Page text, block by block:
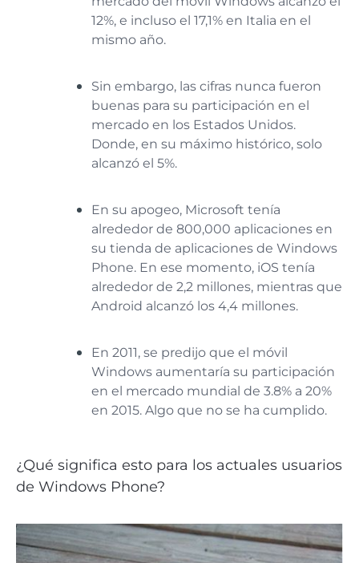
12%, e incluso el 17,1% en Italia en el
mismo año.
Sin embargo, las cifras nunca fueron
buenas para su participación en el
mercado en los Estados Unidos.
Donde, en su máximo histórico, solo
alcanzó el 5%.
En su apogeo, Microsoft tenía
alrededor de 800,000 aplicaciones en
su tienda de aplicaciones de Windows
Phone. En ese momento, iOS tenía
alrededor de 2,2 millones, mientras que
Android alcanzó los 4,4 millones.
En 2011, se predijo que el móvil
Windows aumentaría su participación
en el mercado mundial de 3.8% a 20%
en 2015. Algo que no se ha cumplido.
¿Qué significa esto para los actuales usuarios
de Windows Phone?